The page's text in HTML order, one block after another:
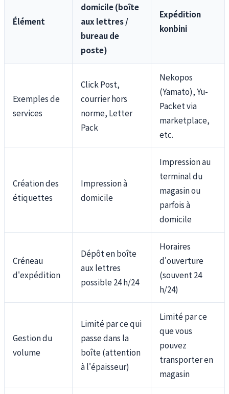
Élément
domicile (boîte
aux lettres /
bureau de
poste)
Expédition
konbini
Exemples de
services
Click Post,
courrier hors
norme, Letter
Pack
Nekopos
(Yamato), Yu-
Packet via
marketplace,
etc.
Création des
étiquettes
Impression à
domicile
Impression au
terminal du
magasin ou
parfois à
domicile
Créneau
d'expédition
Dépôt en boîte
aux lettres
possible 24 h/24
Horaires
d'ouverture
(souvent 24
h/24)
Gestion du
volume
Limité par ce qui
passe dans la
boîte (attention
à l'épaisseur)
Limité par ce
que vous
pouvez
transporter en
magasin